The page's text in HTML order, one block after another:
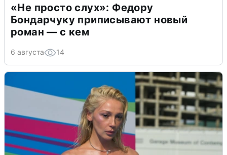
«Не просто слух»: Федору
Бондарчуку приписывают новый
роман — с кем
6 августа 14